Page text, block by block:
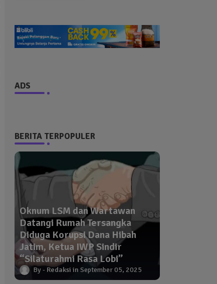
ADS
BERITA TERPOPULER
Oknum LSM dan Wartawan
Datangi Rumah Tersangka
Diduga Korupsi Dana Hibah
Jatim, Ketua IWP Sindir
“Silaturahmi Rasa Lobi”
Redaksi September 05, 2025